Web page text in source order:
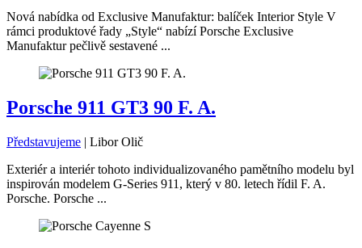
Nová nabídka od Exclusive Manufaktur: balíček Interior Style V
rámci produktové řady „Style“ nabízí Porsche Exclusive
Manufaktur pečlivě sestavené ...
Porsche 911 GT3 90 F. A.
Představujeme | Libor Olič
Exteriér a interiér tohoto individualizovaného pamětního modelu byl
inspirován modelem G-Series 911, který v 80. letech řídil F. A.
Porsche. Porsche ...